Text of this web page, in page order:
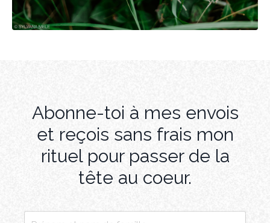
Abonne-toi à mes envois
et reçois sans frais mon
rituel pour passer de la
tête au coeur.